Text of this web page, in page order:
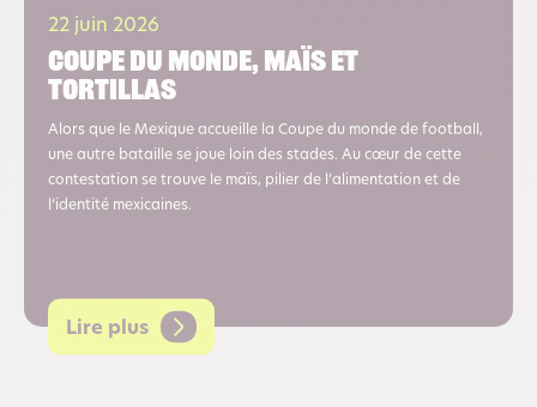
22 juin 2026
Coupe du monde, maïs et
tortillas
Alors que le Mexique accueille la Coupe du monde de football,
une autre bataille se joue loin des stades. Au cœur de cette
contestation se trouve le maïs, pilier de l’alimentation et de
l’identité mexicaines.
Lire plus